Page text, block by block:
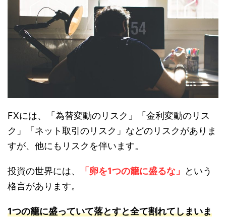
FXには、「為替変動のリスク」「金利変動のリス
ク」「ネット取引のリスク」などのリスクがありま
すが、他にもリスクを伴います。
投資の世界には、 「卵を1つの籠に盛るな」
という
格言があります。
1つの籠に盛っていて落とすと全て割れてしまいま